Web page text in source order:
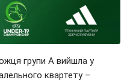
групи А вийшла у
квартету –